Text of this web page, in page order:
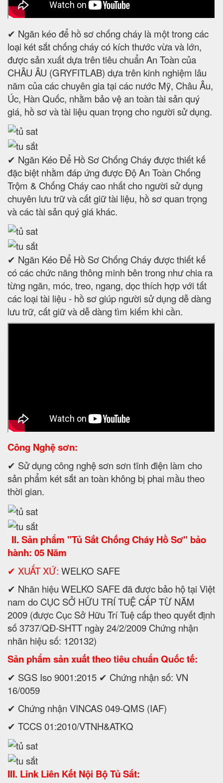
✔ Ngăn kéo để hồ sơ chống cháy là một trong các
loại két sắt chống cháy có kích thước vừa và lớn,
được sản xuất dựa trên tiêu chuẩn An Toàn của
CHÂU ÂU (GRYFITLAB) dựa trên kinh nghiệm lâu
năm của các chuyên gia tại các nước Mỹ, Châu Âu,
Úc, Hàn Quốc, nhằm bảo vệ an toàn tài sản quý
giá, hồ sơ và tài liệu quan trọng cho người sử dụng.
✔ Ngăn Kéo Để Hồ Sơ Chống Cháy được thiết kế
đặc biệt nhằm đáp ứng được Độ An Toàn Chống
Trộm & Chống Cháy cao nhất cho người sử dụng
chuyên lưu trữ và cất giữ tài liệu, hồ sơ quan trọng
và các tài sản quý giá khác.
✔ Ngăn Kéo Để Hồ Sơ Chống Cháy được thiết kế
có các chức năng thông minh bên trong như chia ra
từng ngăn, móc, treo, ngang, dọc thích hợp với tất
các loại tài liệu - hồ sơ giúp người sử dụng dễ dàng
lưu trữ, cất giữ và dễ dàng tìm kiếm khi cần.
Công Nghệ sơn:
✔ Sử dụng công nghệ sơn sơn tĩnh điện làm cho
sản phẩm két sắt an toàn không bị phai mầu theo
thời gian.
II. Sản phẩm "Tủ Sắt Chống Cháy Hồ Sơ" bảo
hành: 05 Năm
✔ XUẤT XỨ: WELKO SAFE
✔ Nhãn hiệu WELKO SAFE đã được bảo hộ tại Việt
nam do CỤC SỞ HỮU TRÍ TUỆ CẤP TỪ NĂM
2009 (được Cục Sở Hữu Trí Tuệ cấp theo quyết định
số 3737/QĐ-SHTT ngày 24/2/2009 Chứng nhận
nhãn hiệu số: 120132)
Sản phẩm sản xuất theo tiêu chuẩn Quốc tế:
✔ SGS Iso 9001:2015 ✔ Chứng nhận số: VN
16/0059
✔ Chứng nhận VINCAS 049-QMS (IAF)
✔ TCCS 01:2010/VTNH&ATKQ
III. Link Liên Kết Nội Bộ Tủ Sắt: